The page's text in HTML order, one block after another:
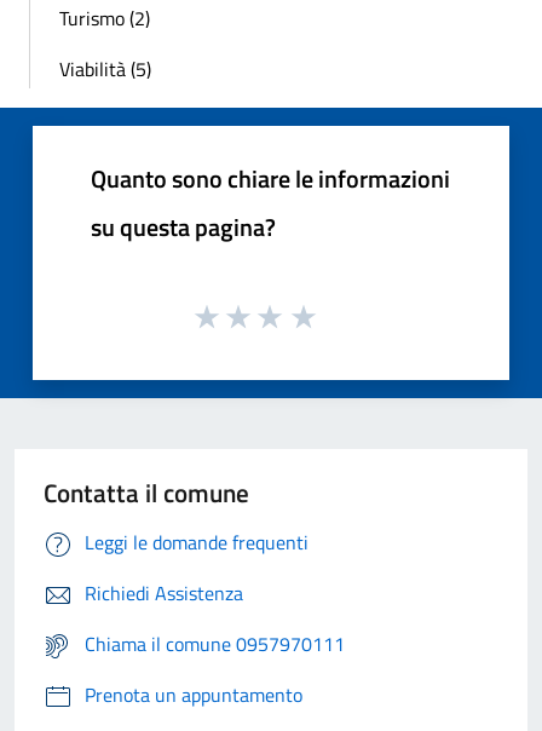
Turismo (2)
Viabilità (5)
Quanto sono chiare le informazioni
su questa pagina?
Contatta il comune
Leggi le domande frequenti
Richiedi Assistenza
Chiama il comune 0957970111
Prenota un appuntamento